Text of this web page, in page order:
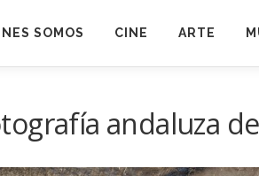
SOMOS CINE ARTE
andaluza